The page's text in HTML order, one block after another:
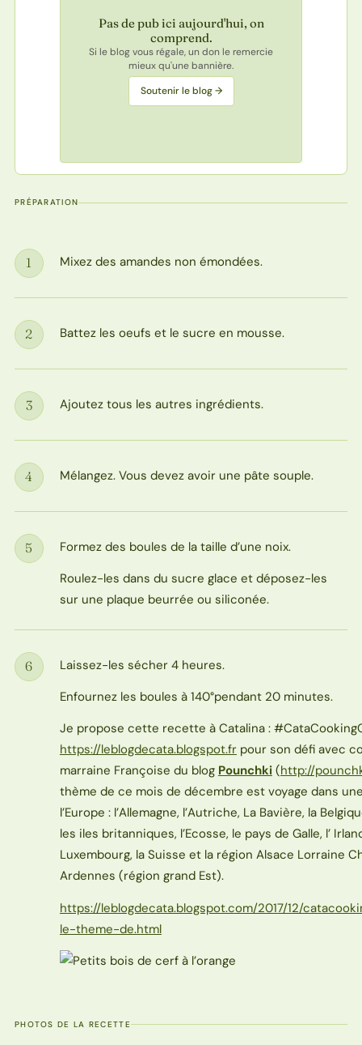
Pas de pub ici aujourd'hui, on
comprend.
Si le blog vous régale, un don le remercie
mieux qu'une bannière.
Soutenir le blog →
PRÉPARATION
Étape
1 Mixez des amandes non émondées.
Étape
2 Battez les oeufs et le sucre en mousse.
Étape
3 Ajoutez tous les autres ingrédients.
Étape
4 Mélangez. Vous devez avoir une pâte souple.
Étape
5
Formez des boules de la taille d’une noix.
Roulez-les dans du sucre glace et déposez-les
sur une plaque beurrée ou siliconée.
Étape
6
Laissez-les sécher 4 heures.
Enfournez les boules à 140°pendant 20 minutes.
Je propose cette recette à Catalina :
https://leblogdecata.blogspot.fr pour son défi avec
marraine Françoise du blog Pounchki(http://
thème de ce mois de décembre est voyage dans
l’Europe : l’Allemagne, l’Autriche, La Bavière, la
les iles britanniques, l’Ecosse, le pays de Galle, l’
Luxembourg, la Suisse et la région Alsace Lorraine
Ardennes (région grand Est).
https://leblogdecata.blogspot.com/2017/12/
le-theme-de.html
PHOTOS DE LA RECETTE